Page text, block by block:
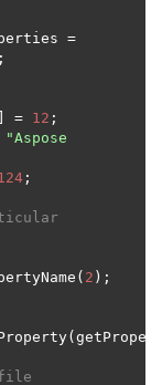
=
] = 12
"Aspose
2
file